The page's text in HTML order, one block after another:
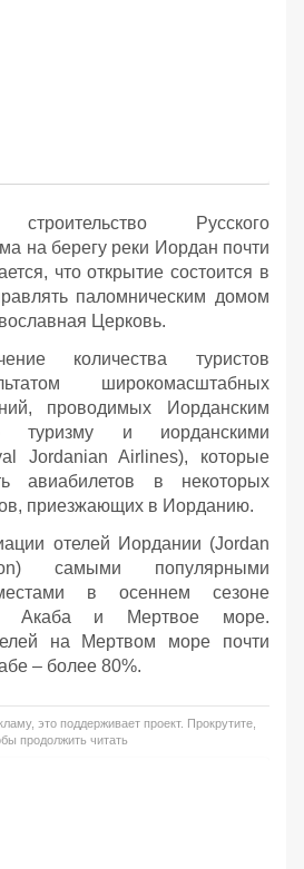
Русского
на берегу реки Иордан почти
что открытие состоится в
паломническим домом
Церковь.
количества туристов
широкомасштабных
проводимых Иорданским
туризму и иорданскими
Jordanian Airlines), которые
авиабилетов в некоторых
приезжающих в Иорданию.
отелей Иордании (Jordan
самыми популярными
местами в осеннем сезоне
Акаба и Мертвое море.
на Мертвом море почти
– более 80%.
это поддерживает проект. Прокрутите,
продолжить читать